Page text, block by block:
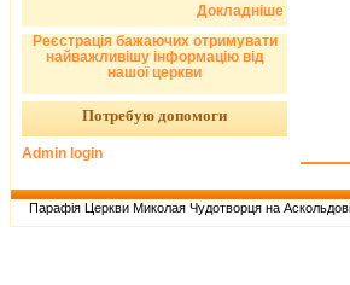
Докладніше
Реєстрація бажаючих отримувати
найважливішу інформацію від
нашої церкви
Потребую допомоги
Admin login
Парафія Церкви Миколая Чудотворця на